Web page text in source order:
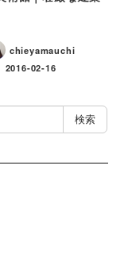
chieyamauchi
2016-02-16
検索